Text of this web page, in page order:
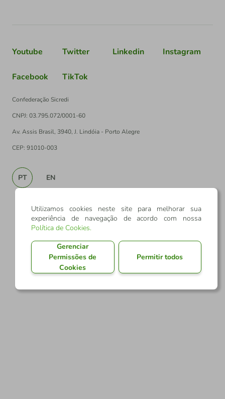
Youtube Twitter Linkedin Instagram
Facebook TikTok
Confederação Sicredi
CNPJ: 03.795.072/0001-60
Av. Assis Brasil, 3940, J. Lindóia - Porto Alegre
CEP: 91010-003
PT EN
Utilizamos cookies neste site para melhorar sua
experiência de navegação de acordo com nossa
Política de Cookies.
Gerenciar
Permissões de
Cookies
Permitir todos